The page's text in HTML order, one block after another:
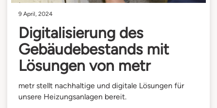
9 April, 2024
Digitalisierung des
Gebäudebestands mit
Lösungen von metr
metr stellt nachhaltige und digitale Lösungen für
unsere Heizungsanlagen bereit.